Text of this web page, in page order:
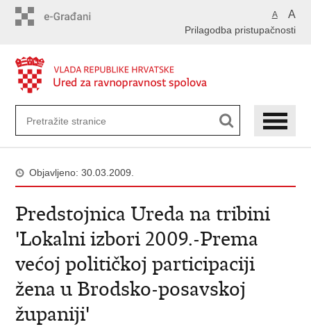
A A
Prilagodba pristupačnosti
Objavljeno: 30.03.2009.
Predstojnica Ureda na tribini
'Lokalni izbori 2009.-Prema
većoj političkoj participaciji
žena u Brodsko-posavskoj
županiji'